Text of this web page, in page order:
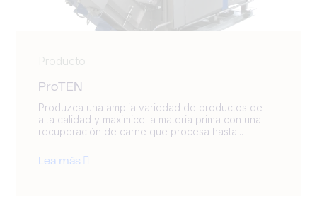
Producto
ProTEN
Produzca una amplia variedad de productos de
alta calidad y maximice la materia prima con una
recuperación de carne que procesa hasta...
Lea más